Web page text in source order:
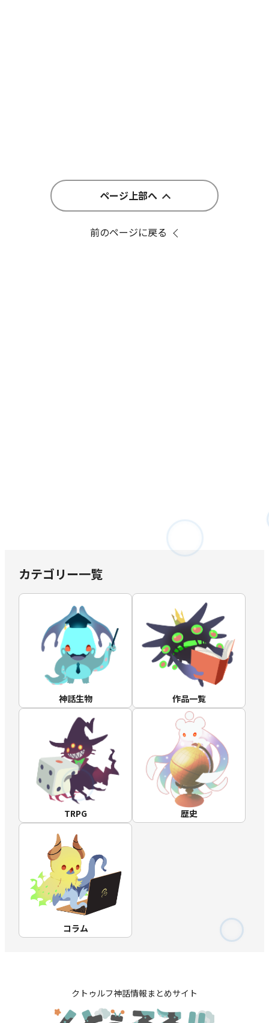
ページ上部へ
前のページに戻る
カテゴリー一覧
神話生物 作品一覧
TRPG 歴史
コラム
クトゥルフ神話情報まとめサイト